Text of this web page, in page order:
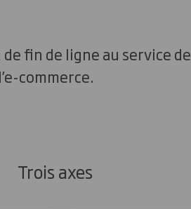
fin de ligne au service de
commerce.
Trois axes